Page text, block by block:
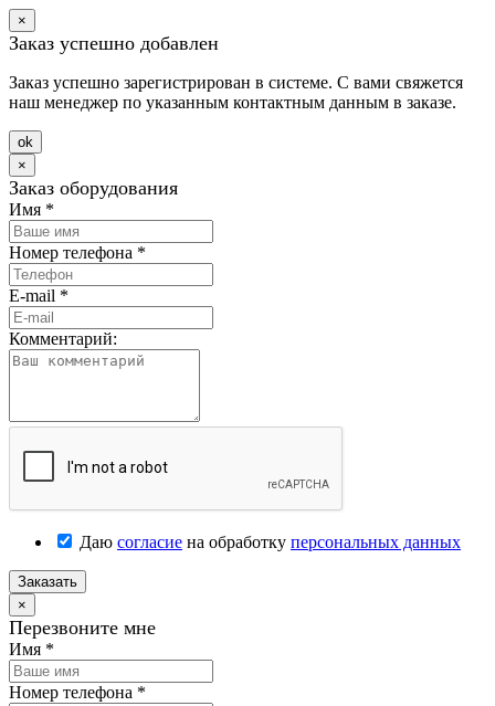
×
Заказ успешно добавлен
Заказ успешно зарегистрирован в системе. С вами свяжется
наш менеджер по указанным контактным данным в заказе.
оk
×
Заказ оборудования
Имя *
Номер телефона *
E-mail *
Комментарий:
Даю согласие на обработку персональных данных
Заказать
×
Перезвоните мне
Имя *
Номер телефона *